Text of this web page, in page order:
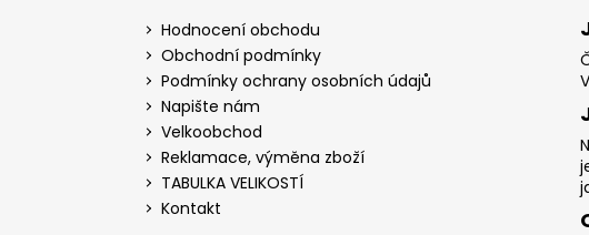
Hodnocení obchodu
Obchodní podmínky
Podmínky ochrany osobních údajů
Napište nám
Velkoobchod
Reklamace, výměna zboží
TABULKA VELIKOSTÍ
Kontakt